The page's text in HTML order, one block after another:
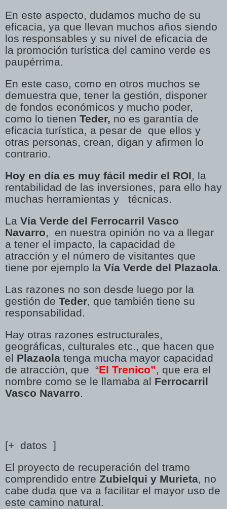
En este aspecto, dudamos mucho de su
eficacia, ya que llevan muchos años siendo
los responsables y su nivel de eficacia de
la promoción turística del camino verde es
paupérrima.
En este caso, como en otros muchos se
demuestra que, tener la gestión, disponer
de fondos económicos y mucho poder,
como lo tienen Teder, no es garantía de
eficacia turística, a pesar de que ellos y
otras personas, crean, digan y afirmen lo
contrario.
Hoy en día es muy fácil medir el ROI, la
rentabilidad de las inversiones, para ello hay
muchas herramientas y técnicas.
La Vía Verde del Ferrocarril Vasco
Navarro, en nuestra opinión no va a llegar
a tener el impacto, la capacidad de
atracción y el número de visitantes que
tiene por ejemplo la Vía Verde del Plazaola.
Las razones no son desde luego por la
gestión de Teder, que también tiene su
responsabilidad.
Hay otras razones estructurales,
geográficas, culturales etc., que hacen que
el Plazaola tenga mucha mayor capacidad
de atracción, que “El Trenico”, que era el
nombre como se le llamaba al Ferrocarril
Vasco Navarro.
[+ datos ]
El proyecto de recuperación del tramo
comprendido entre Zubielqui y Murieta, no
cabe duda que va a facilitar el mayor uso de
este camino natural.